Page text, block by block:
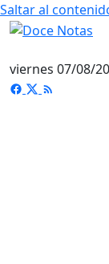
Saltar al
viernes 07/08/